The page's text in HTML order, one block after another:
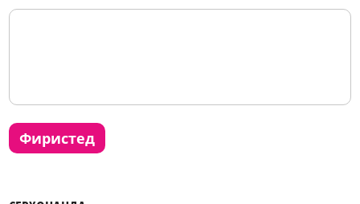
фиристед